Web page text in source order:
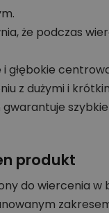
że podczas
głębokie
z dużymi i
produkt
do wiercenia